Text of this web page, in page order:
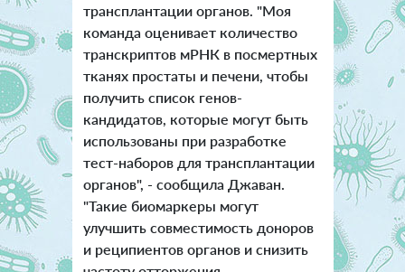
трансплантации органов. "Моя
команда оценивает количество
транскриптов мРНК в посмертных
тканях простаты и печени, чтобы
получить список генов-
кандидатов, которые могут быть
использованы при разработке
тест-наборов для трансплантации
органов", - сообщила Джаван.
"Такие биомаркеры могут
улучшить совместимость доноров
и реципиентов органов и снизить